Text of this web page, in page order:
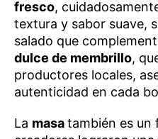
fresco,
textura y sabor suave,
salado que
dulce de membrillo,
productores locales,
autenticidad en cada
La masatambién es un